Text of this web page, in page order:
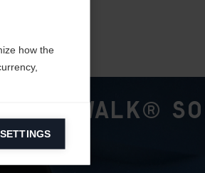
GripWalk®
how the
on